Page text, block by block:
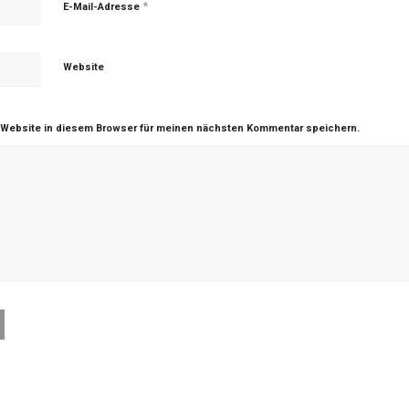
E-Mail-Adresse *
Website
in diesem Browser für meinen nächsten Kommentar speichern.